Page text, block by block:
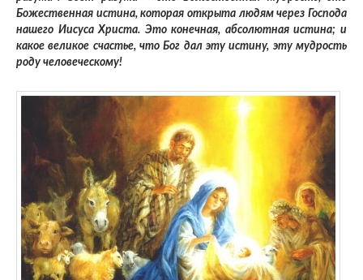
Божественная истина, которая открыта людям через Господа
нашего Иисуса Христа. Это конечная, абсолютная истина; и
какое великое счастье, что Бог дал эту истину, эту мудрость
роду человеческому!